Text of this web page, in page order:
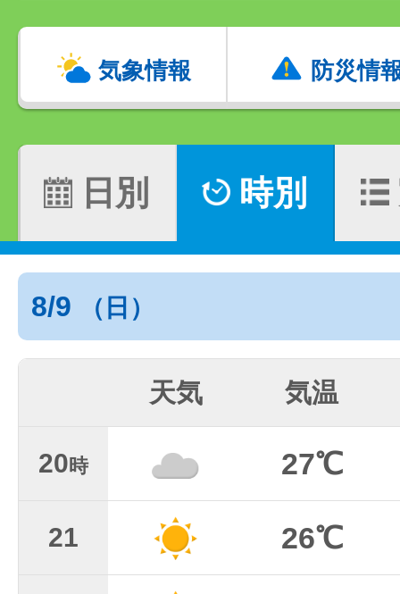
気象情報 防災情
日別 時別
8/9 （日）
天気 気温
20時 27℃
21 26℃